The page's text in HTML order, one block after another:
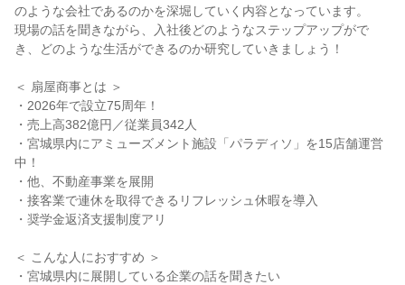
のような会社であるのかを深堀していく内容となっています。
現場の話を聞きながら、入社後どのようなステップアップがで
き、どのような生活ができるのか研究していきましょう！
＜ 扇屋商事とは ＞
・2026年で設立75周年！
・売上高382億円／従業員342人
・宮城県内にアミューズメント施設「パラディソ」を15店舗運営
中！
・他、不動産事業を展開
・接客業で連休を取得できるリフレッシュ休暇を導入
・奨学金返済支援制度アリ
＜ こんな人におすすめ ＞
・宮城県内に展開している企業の話を聞きたい